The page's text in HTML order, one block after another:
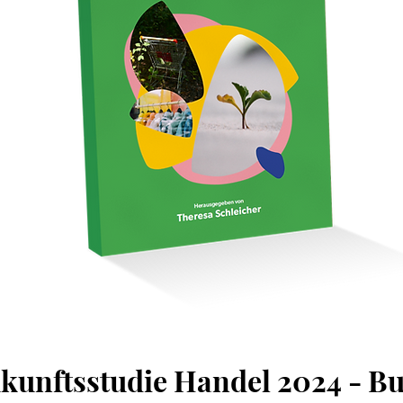
Handel 2024 -